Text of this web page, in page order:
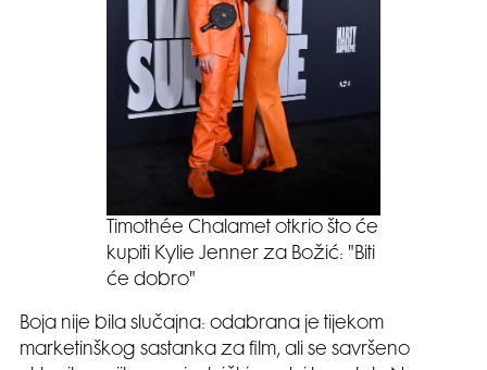
Timothée Chalamet otkrio što će
kupiti Kylie Jenner za Božić: "Biti
će dobro"
Boja nije bila slučajna: odabrana je tijekom
marketinškog sastanka za film, ali se savršeno